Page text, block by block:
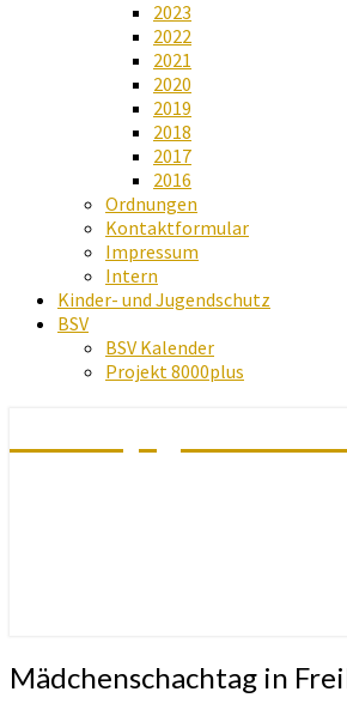
2023
2022
2021
2020
2019
2018
2017
2016
Ordnungen
Kontaktformular
Impressum
Intern
Kinder- und Jugendschutz
BSV
BSV Kalender
Projekt 8000plus
Mädchenschachtag
inMädchenschachtag in